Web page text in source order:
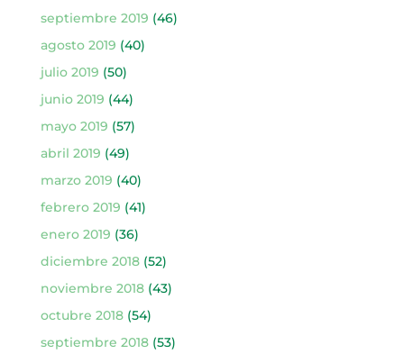
septiembre 2019 (46)
agosto 2019 (40)
julio 2019 (50)
junio 2019 (44)
mayo 2019 (57)
abril 2019 (49)
marzo 2019 (40)
febrero 2019 (41)
enero 2019 (36)
diciembre 2018(52)
noviembre 2018(43)
octubre 2018(54)
septiembre 2018(53)